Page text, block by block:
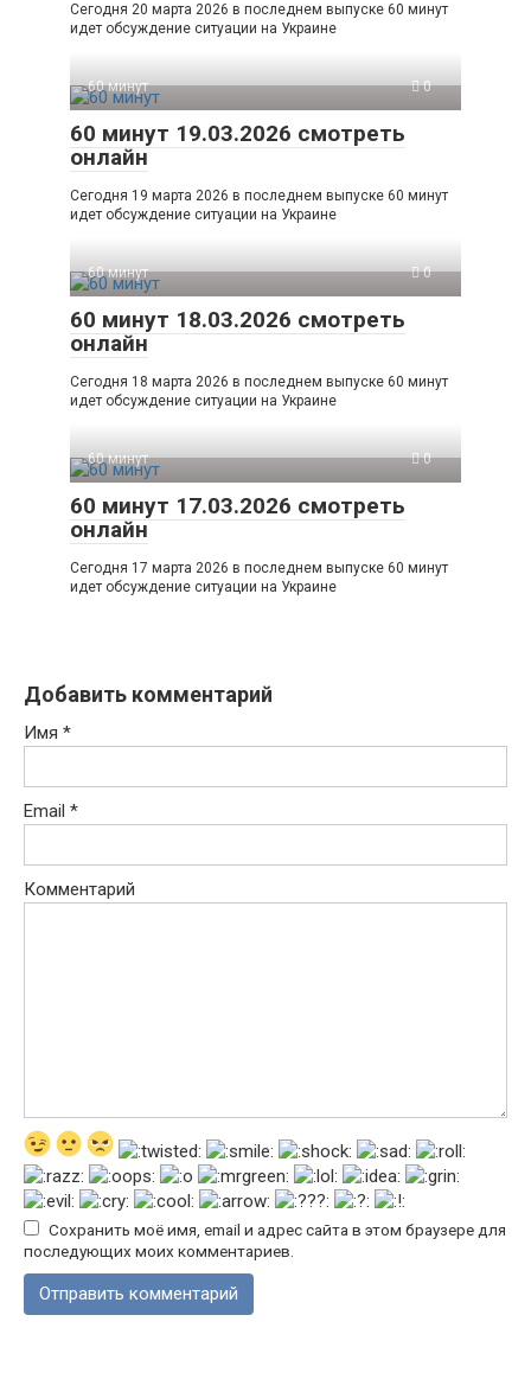
Сегодня 20 марта 2026 в последнем выпуске 60 минут
идет обсуждение ситуации на Украине
60 минут 0
60 минут 19.03.2026 смотреть
онлайн
Сегодня 19 марта 2026 в последнем выпуске 60 минут
идет обсуждение ситуации на Украине
60 минут 0
60 минут 18.03.2026 смотреть
онлайн
Сегодня 18 марта 2026 в последнем выпуске 60 минут
идет обсуждение ситуации на Украине
60 минут 0
60 минут 17.03.2026 смотреть
онлайн
Сегодня 17 марта 2026 в последнем выпуске 60 минут
идет обсуждение ситуации на Украине
Добавить комментарий
Имя *
Email *
Комментарий
Сохранить моё имя, email и адрес сайта в этом браузере для
последующих моих комментариев.